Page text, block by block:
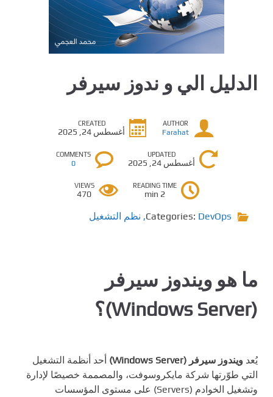
الدليل الي و ندوز سيرفر
AUTHOR
Farahat
CREATED
أغسطس 24, 2025
UPDATED
أغسطس 24, 2025
COMMENTS
0
READING TIME
2 min
VIEWS
470
Categories: DevOps
, نظم التشغيل
ما هو ويندوز سيرفر
(Windows Server)؟
يُعد ويندوز سيرفر (Windows Server)
أحد أنظمة التشغيل
التي طوّرتها شركة مايكروسوفت، والمصممة خصيصًا لإدارة
وتشغيل الخوادم (Servers) على مستوى المؤسسات